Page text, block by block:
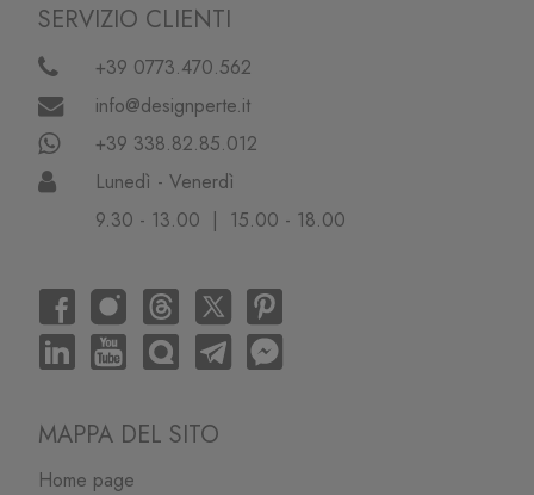
SERVIZIO CLIENTI
+39 0773.470.562
info@designperte.it
+39 338.82.85.012
Lunedì - Venerdì
9.30 - 13.00 | 15.00 - 18.00
MAPPA DEL SITO
Home page